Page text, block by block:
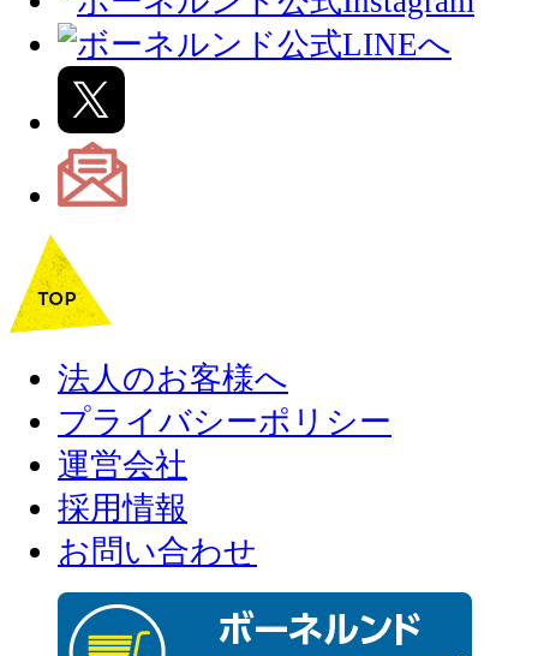
法人のお客様へ
プライバシーポリシー
運営会社
採用情報
お問い合わせ